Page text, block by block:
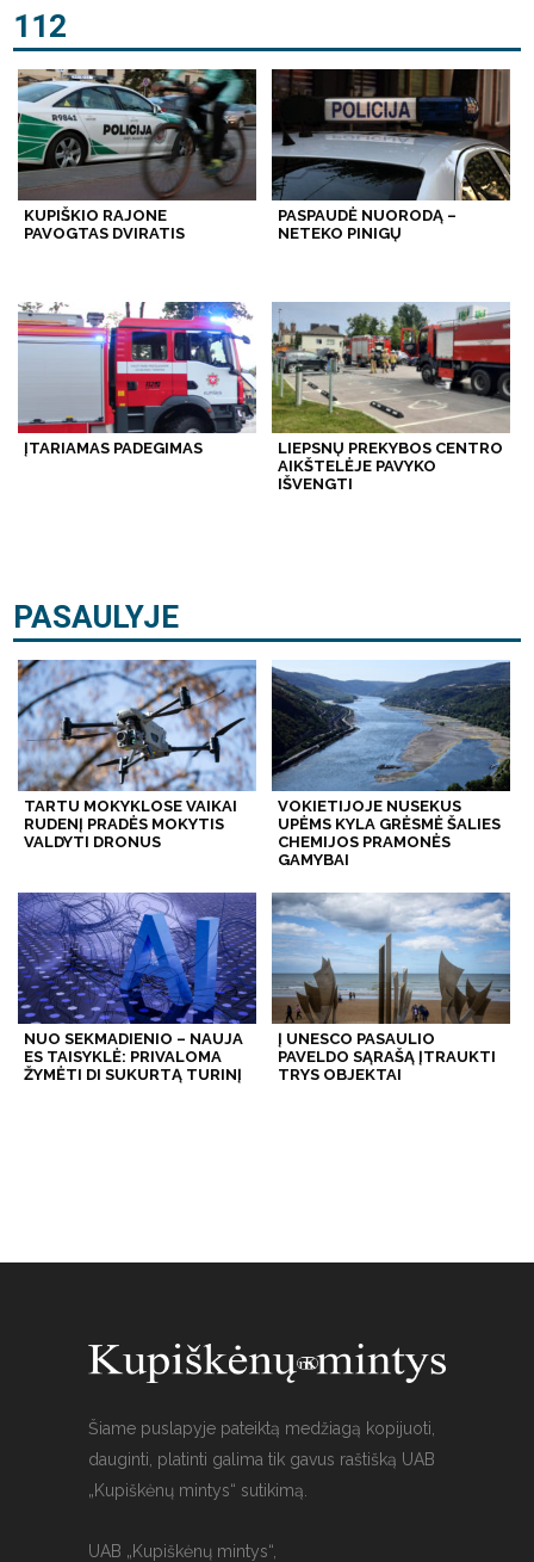
112
KUPIŠKIO RAJONE
PAVOGTAS DVIRATIS
PASPAUDĖ NUORODĄ –
NETEKO PINIGŲ
ĮTARIAMAS PADEGIMAS
LIEPSNŲ PREKYBOS CENTRO
AIKŠTELĖJE PAVYKO
IŠVENGTI
PASAULYJE
TARTU MOKYKLOSE VAIKAI
RUDENĮ PRADĖS MOKYTIS
VALDYTI DRONUS
VOKIETIJOJE NUSEKUS
UPĖMS KYLA GRĖSMĖ ŠALIES
CHEMIJOS PRAMONĖS
GAMYBAI
NUO SEKMADIENIO – NAUJA
ES TAISYKLĖ: PRIVALOMA
ŽYMĖTI DI SUKURTĄ TURINĮ
Į UNESCO PASAULIO
PAVELDO SĄRAŠĄ ĮTRAUKTI
TRYS OBJEKTAI
Šiame puslapyje pateiktą medžiagą kopijuoti,
dauginti, platinti galima tik gavus raštišką UAB
„Kupiškėnų mintys“ sutikimą.
UAB „Kupiškėnų mintys“,